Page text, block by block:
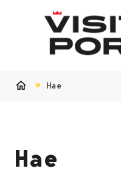
Hae
Hae